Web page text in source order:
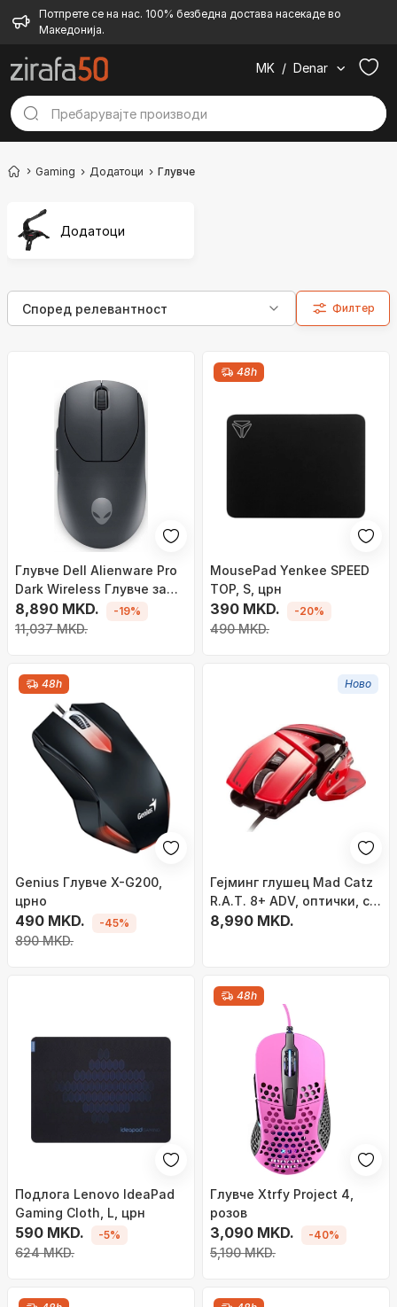
Потпрете се на нас. 100% безбедна достава насекаде во
Македонија.
MK / Denar
Gaming Додатоци Глувче
Додатоци
Филтер
Глувче Dell Alienware Pro
Dark Wireless Глувче за
игри
8,890 MKD.
11,037 MKD.
-19%
48h
MousePad Yenkee SPEED
TOP, S, црн
390 MKD.
490 MKD.
-20%
48h
Genius Глувче X-G200,
црно
490 MKD.
890 MKD.
-45%
Ново
Гејминг глушец Mad Catz
R.A.T. 8+ ADV, оптички, со
кабел USB, црвен
8,990 MKD.
Подлога Lenovo IdeaPad
Gaming Cloth, L, црн
590 MKD.
624 MKD.
-5%
48h
Глувче Xtrfy Project 4,
розов
3,090 MKD.
5,190 MKD.
-40%